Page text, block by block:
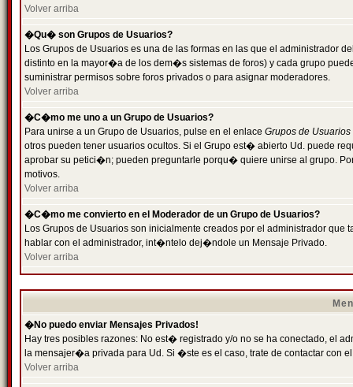
Volver arriba
�Qu� son Grupos de Usuarios?
Los Grupos de Usuarios es una de las formas en las que el administrador
distinto en la mayor�a de los dem�s sistemas de foros) y cada grupo
suministrar permisos sobre foros privados o para asignar moderadores.
Volver arriba
�C�mo me uno a un Grupo de Usuarios?
Para unirse a un Grupo de Usuarios, pulse en el enlace Grupos de Usuarios
otros pueden tener usuarios ocultos. Si el Grupo est� abierto Ud. puede
aprobar su petici�n; pueden preguntarle porqu� quiere unirse al grupo.
motivos.
Volver arriba
�C�mo me convierto en el Moderador de un Grupo de Usuarios?
Los Grupos de Usuarios son inicialmente creados por el administrador
hablar con el administrador, int�ntelo dej�ndole un Mensaje Privado.
Volver arriba
�No puedo enviar Mensajes Privados!
Hay tres posibles razones: No est� registrado y/o no se ha conectado, el
la mensajer�a privada para Ud. Si �ste es el caso, trate de contactar con
Volver arriba